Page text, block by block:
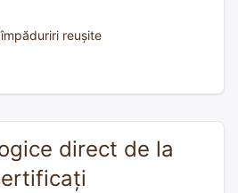
reușite
direct de la